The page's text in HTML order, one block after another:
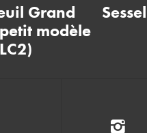
Grand
modèle